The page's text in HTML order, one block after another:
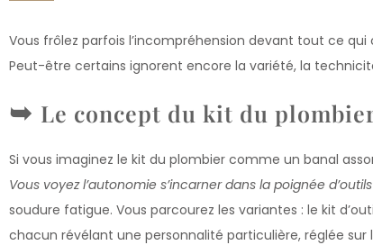
Vous frôlez parfois l’incompréhension devant tout ce
Peut-être certains ignorent encore la variété, la
Le concept du kit du
Si vous imaginez le kit du plombier comme un banal
Vous voyez l’autonomie s’incarner dans la poignée d’outils
soudure fatigue. Vous parcourez les variantes : le kit
chacun révélant une personnalité particulière, réglée sur